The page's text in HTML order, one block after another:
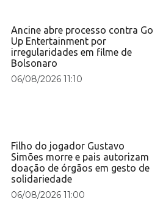
Ancine abre processo contra Go
Up Entertainment por
irregularidades em filme de
Bolsonaro
06/08/2026 11:10
Filho do jogador Gustavo
Simões morre e pais autorizam
doação de órgãos em gesto de
solidariedade
06/08/2026 11:00